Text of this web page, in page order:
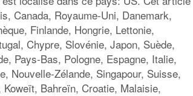
Canada, Royaume-Uni, Danemark,
Finlande, Hongrie, Lettonie,
Chypre, Slovénie, Japon, Suède,
Pays-Bas, Pologne, Espagne, Italie,
Nouvelle-Zélande, Singapour, Suisse,
Bahreïn, Croatie, Malaisie,